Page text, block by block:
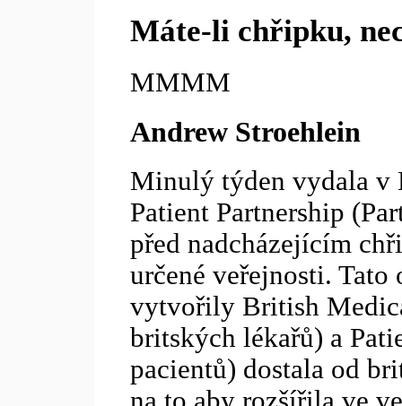
Máte-li chřipku,
MMMM
Andrew Stroehlein
Minulý týden vydala v
Patient Partnership
před nadcházejícím
určené veřejnosti. Tato
vytvořily British
britských lékařů) a
pacientů) dostala od